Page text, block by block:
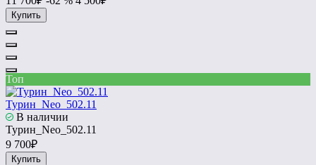
Купить
Топ
Турин_Neo_502.11
В наличии
Турин_Neo_502.11
9 700₽
Купить